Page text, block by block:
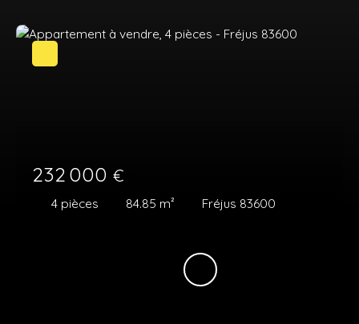
232 000 €
4 pièces 84.85 m² Fréjus 83600